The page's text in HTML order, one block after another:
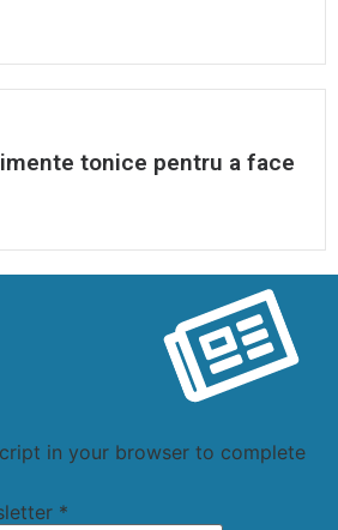
tonice pentru a face
in your browser to complete
*